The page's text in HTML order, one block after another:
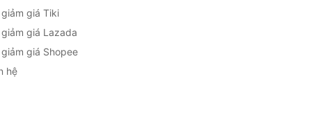
giảm giá Tiki
giảm giá Lazada
giảm giá Shopee
hệ